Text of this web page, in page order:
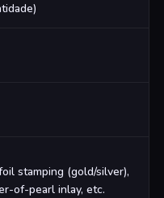
stamping (gold/silver),
of-pearl inlay, etc.